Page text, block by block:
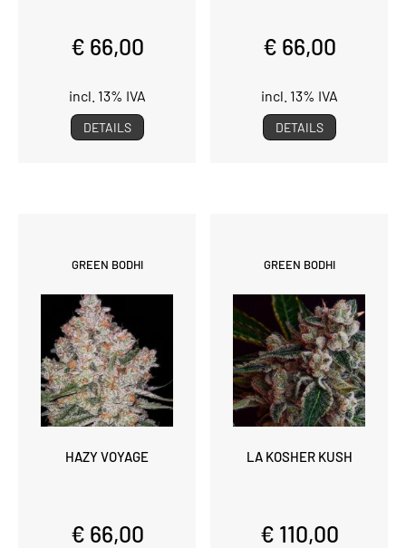
€ 66,00
incl. 13% IVA
DETAILS
€ 66,00
incl. 13% IVA
DETAILS
GREEN BODHI
HAZY VOYAGE
€ 66,00
GREEN BODHI
LA KOSHER KUSH
€ 110,00